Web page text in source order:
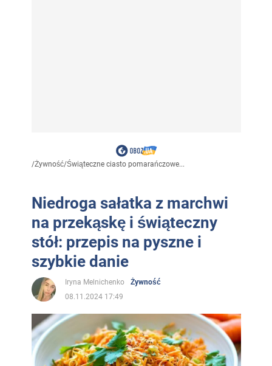
/Żywność/Świąteczne ciasto pomarańczowe...
Niedroga sałatka z marchwi
na przekąskę i świąteczny
stół: przepis na pyszne i
szybkie danie
Iryna Melnichenko
Żywność
08.11.2024 17:49